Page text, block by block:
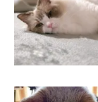
や喜びを表す“愛
気持ちを伝えてい